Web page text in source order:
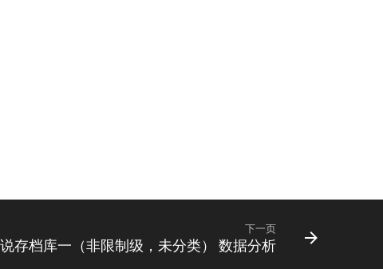
下一页
存档库一（非限制级，未分类） 数据分析